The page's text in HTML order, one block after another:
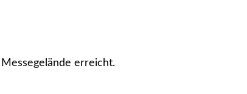
erreicht.